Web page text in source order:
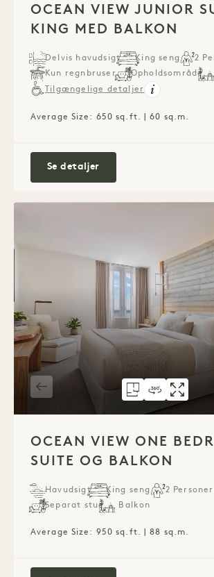
OCEAN VIEW JUNIOR
KING MED BALKON
Delvis havudsigt King seng
2
Kun regnbruser
Opholdsområde
Tilgængelige detaljer
Average Size: 650 sq.ft. | 60 sq.m.
Se detaljerOcean View Junior
GRUNDPLAN
360°-
OCEAN VIEW ONE
SUITE OG BALKON
Havudsigt King seng
2 Personer
Separat stue
Balkon
Average Size: 950 sq.ft. | 88 sq.m.